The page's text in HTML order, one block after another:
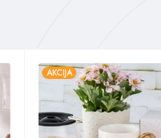
AKCIJA